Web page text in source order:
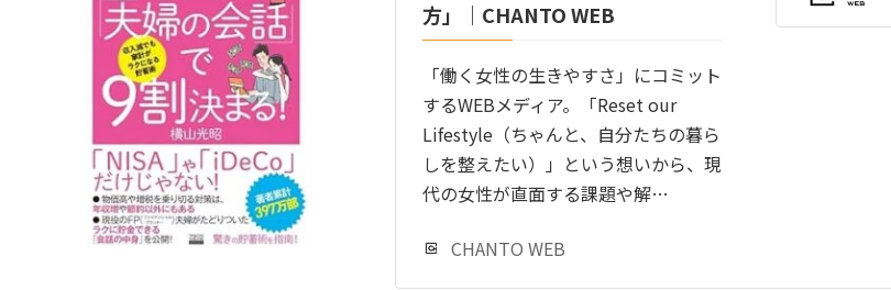
方」｜CHANTO WEB
「働く女性の生きやすさ」にコミット
するWEBメディア。「Reset our
Lifestyle（ちゃんと、自分たちの暮ら
しを整えたい）」という想いから、現
代の女性が直面する課題や解…
CHANTO WEB